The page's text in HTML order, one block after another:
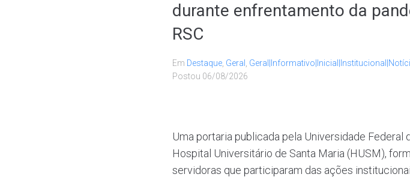
durante enfrentamento da
RSC
Em Destaque Geral
Postou 06/08/2026
Uma portaria publicada pela Universidade Federal
Hospital Universitário de Santa Maria (HUSM),
servidoras que participaram das ações